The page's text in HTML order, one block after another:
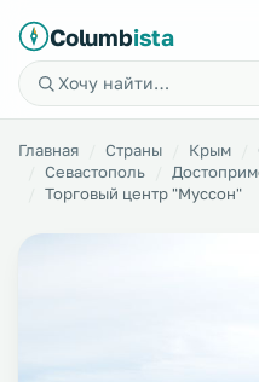
Columbista
Главная Страны Крым
Севастополь
Торговый центр "Муссон"